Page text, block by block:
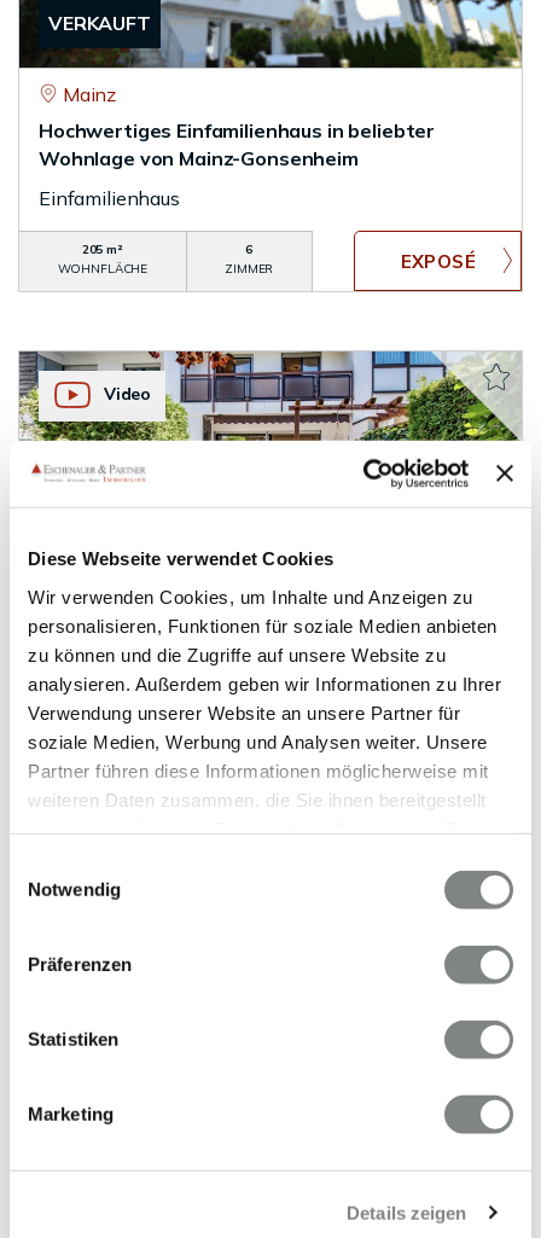
Diese Webseite verwendet Cookies
Wir verwenden Cookies, um Inhalte und Anzeigen zu
personalisieren, Funktionen für soziale Medien anbieten
zu können und die Zugriffe auf unsere Website zu
analysieren. Außerdem geben wir Informationen zu Ihrer
Verwendung unserer Website an unsere Partner für
soziale Medien, Werbung und Analysen weiter. Unsere
Partner führen diese Informationen möglicherweise mit
weiteren Daten zusammen, die Sie ihnen bereitgestellt
Cookies, wenn Sie unsere Webseite weiterhin nutzen.
Notwendig
Präferenzen
Statistiken
Marketing
Details zeigen
VERKAUFT
Mainz
Hochwertiges Einfamilienhaus in beliebter
Wohnlage von Mainz-Gonsenheim
Einfamilienhaus
205 m²
WOHNFLÄCHE
6
ZIMMER
VERKAUFT
Video
Mainz
Gepflegtes Reihenmittelhaus in
familienfreundlicher Lage von Mainz Finthen
Reihenmittelhaus
136 m²
WOHNFLÄCHE
5
VERMIETET
Mainz
Frisch renovierte 3 Zimmer Mietwohnung am
Etagenwohnung